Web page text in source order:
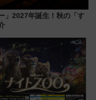
」2027年誕生！秋の「す